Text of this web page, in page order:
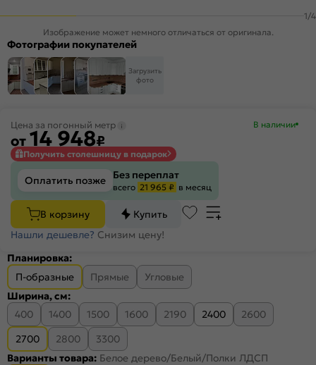
1/4
Изображение может немного отличаться от оригинала.
Фотографии покупателей
Загрузить
фото
Цена за погонный метр
от14 948₽
В наличии
Получить столешницу в подарок
Оплатить позже Без переплат
всего 21 965 ₽ в месяц
В корзину
Купить
Нашли дешевле? Снизим цену!
Планировка:
П-образные
Прямые
Угловые
Ширина, см:
400
1400 1500 1600 2190 2400
2600
2700
2800
3300
Варианты товара: Белое дерево/Белый/Полки ЛДСП